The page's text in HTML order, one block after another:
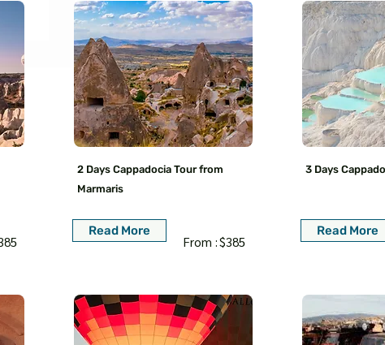
2 Days Cappadocia Tour from
Marmaris
Read More
From :$385
3 Days
Read More